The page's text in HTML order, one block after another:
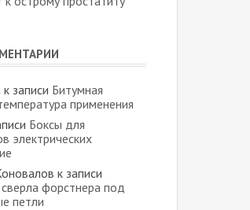
к записи Битумная
применения
Боксы для
электрических
к записи
форстнера под
петли